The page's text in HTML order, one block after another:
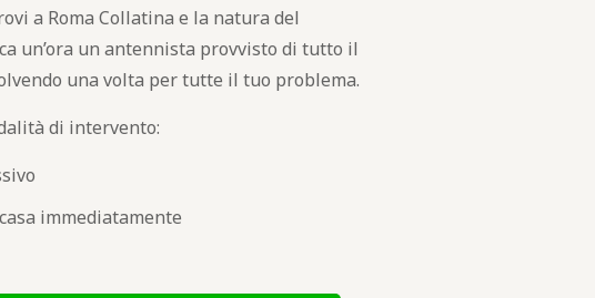
a Roma Collatina e la natura del
un’ora un antennista provvisto di tutto il
una volta per tutte il tuo problema.
di intervento:
immediatamente